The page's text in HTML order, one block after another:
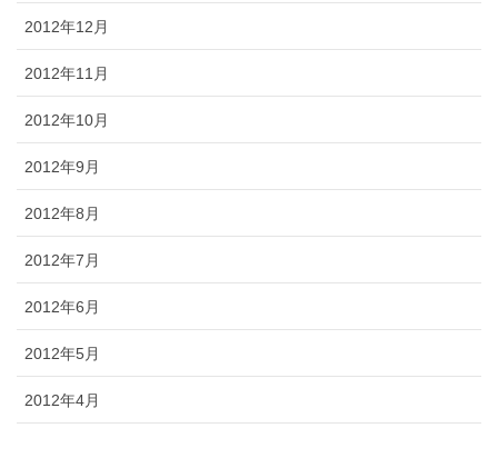
2012年12月
2012年11月
2012年10月
2012年9月
2012年8月
2012年7月
2012年6月
2012年5月
2012年4月